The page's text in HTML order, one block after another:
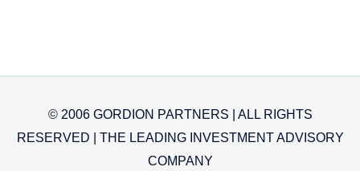
© 2006 GORDION PARTNERS | ALL RIGHTS
RESERVED | THE LEADING INVESTMENT ADVISORY
COMPANY